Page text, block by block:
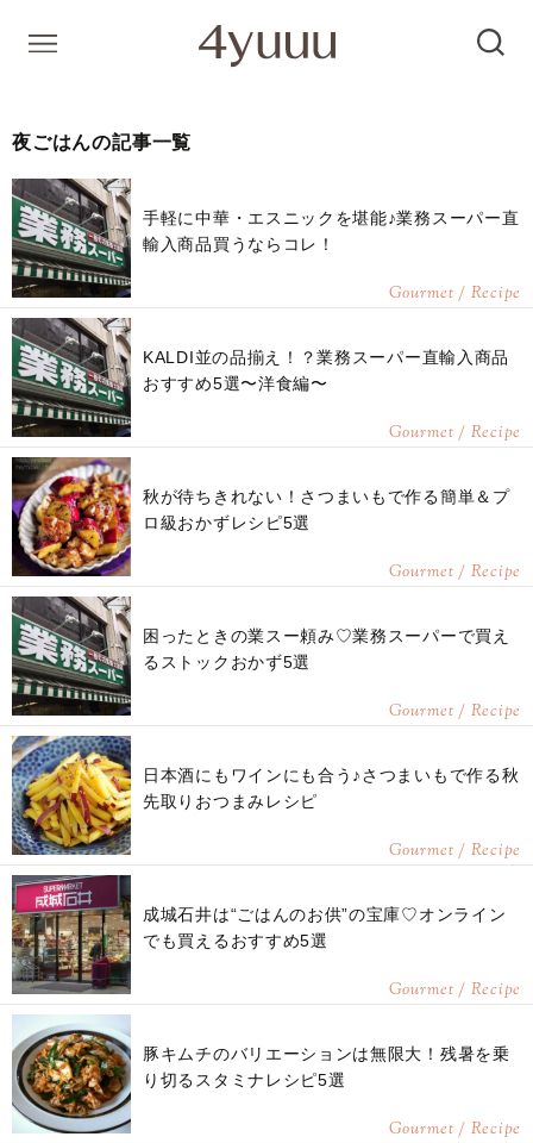
夜ごはんの記事一覧
手軽に中華・エスニックを堪能♪業務スーパー直
輸入商品買うならコレ！
Gourmet / Recipe
KALDI並の品揃え！？業務スーパー直輸入商品
おすすめ5選〜洋食編〜
Gourmet / Recipe
秋が待ちきれない！さつまいもで作る簡単＆プ
ロ級おかずレシピ5選
Gourmet / Recipe
困ったときの業スー頼み♡業務スーパーで買え
るストックおかず5選
Gourmet / Recipe
日本酒にもワインにも合う♪さつまいもで作る秋
先取りおつまみレシピ
Gourmet / Recipe
成城石井は“ごはんのお供”の宝庫♡オンライン
でも買えるおすすめ5選
Gourmet / Recipe
豚キムチのバリエーションは無限大！残暑を乗
り切るスタミナレシピ5選
Gourmet / Recipe